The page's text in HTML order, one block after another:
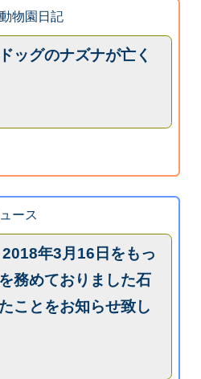
物園日記
ッグのナズナが亡く
ース
年3月16日をもっ
務めておりました石
ことをお知らせ致し